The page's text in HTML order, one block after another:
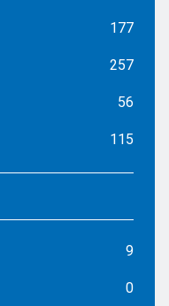
177
257
56
115
9
0